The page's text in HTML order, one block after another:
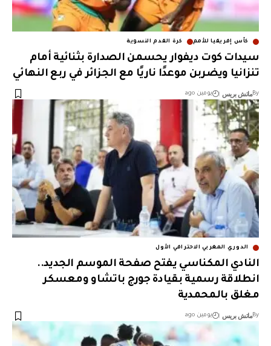
كأس إفريقيا للأمم كرة القدم النسوية
سيدات كوت ديفوار يحسمن الصدارة بثنائية أمام
تنزانيا ويضربن موعدًا ناريًا مع الجزائر في ربع النهائي
Byماتش بريس يومين ago
الدوري المغربي الاحترافي الأول
النادي المكناسي يفتح صفحة الموسم الجديد..
انطلاقة رسمية بقيادة جورج باتشاو ومعسكر
مغلق بالمحمدية
Byماتش بريس يومين ago